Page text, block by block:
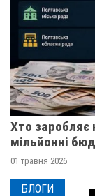
Хто заробляє
мільйонні
01 травня 2026
БЛОГИ